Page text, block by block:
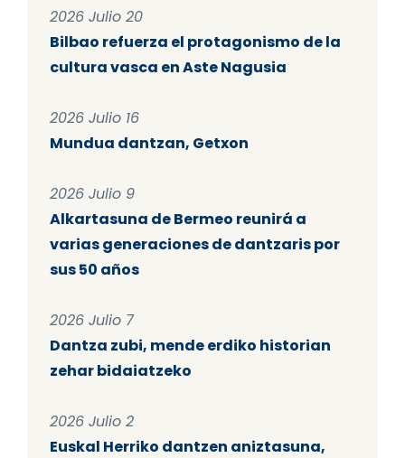
2026 Julio 20
Bilbao refuerza el protagonismo de la
cultura vasca en Aste Nagusia
2026 Julio 16
Mundua dantzan, Getxon
2026 Julio 9
Alkartasuna de Bermeo reunirá a
varias generaciones de dantzaris por
sus 50 años
2026 Julio 7
Dantza zubi, mende erdiko historian
zehar bidaiatzeko
2026 Julio 2
Euskal Herriko dantzen aniztasuna,